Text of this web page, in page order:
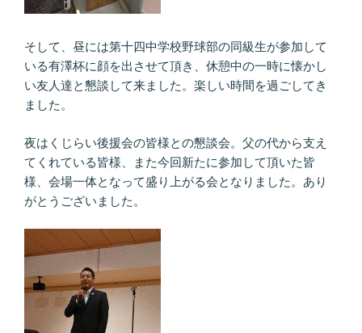
そして、昼には第十四中学校野球部の同級生が参加して
いる有澤杯に顔を出させて頂き、休憩中の一時に懐かし
い友人達と懇談して来ました。楽しい時間を過ごしてき
ました。
夜はくじらい後援会の皆様との懇談会。父の代から支え
てくれている皆様、また今回新たに参加して頂いた皆
様、会場一体となって盛り上がる会となりました。あり
がとうございました。